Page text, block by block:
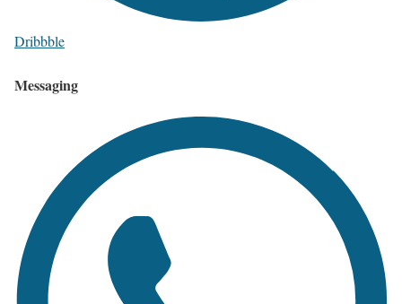
Dribbble
Messaging